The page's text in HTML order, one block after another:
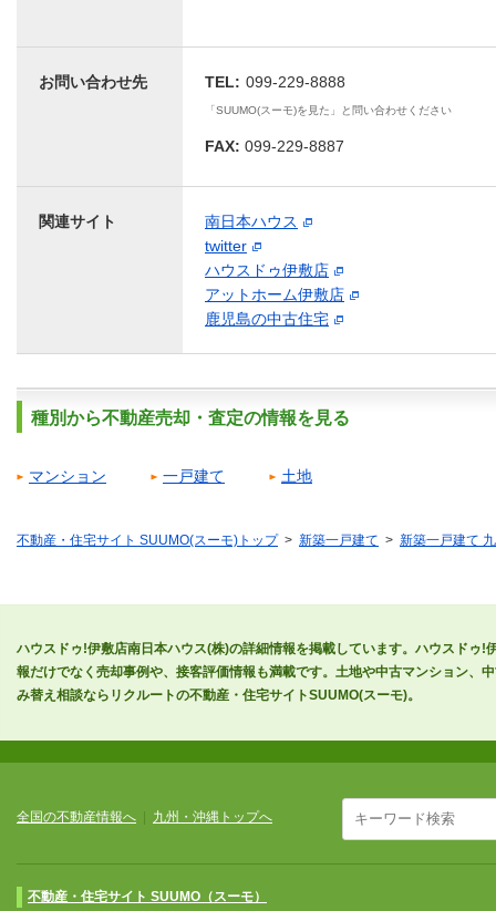
お問い合わせ先 TEL: 099-229-8888
「SUUMO(スーモ)を見た」と問い合わせください
FAX: 099-229-8887
関連サイト
南日本ハウス
twitter
ハウスドゥ伊敷店
アットホーム伊敷店
鹿児島の中古住宅
種別から不動産売却・査定の情報を見る
マンション 一戸建て 土地
不動産・住宅サイト SUUMO(スーモ)トップ 新築一戸建て 新築一戸建て
ハウスドゥ!伊敷店南日本ハウス(株)の詳細情報を掲載しています。ハウスドゥ
報だけでなく売却事例や、接客評価情報も満載です。土地や中古マンション、
み替え相談ならリクルートの不動産・住宅サイトSUUMO(スーモ)。
全国の不動産情報へ 九州・沖縄トップへ
不動産・住宅サイト SUUMO（スーモ）